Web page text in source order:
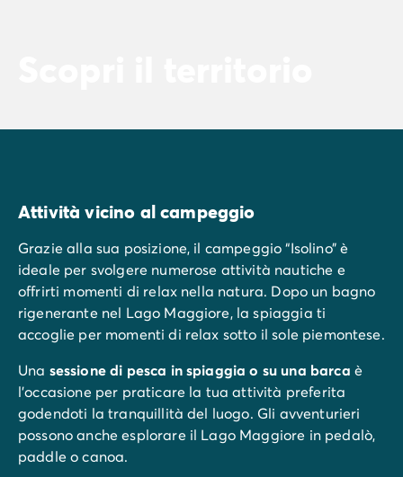
Attività vicino al campeggio
Grazie alla sua posizione, il campeggio “Isolino” è
ideale per svolgere numerose attività nautiche e
offrirti momenti di relax nella natura. Dopo un bagno
rigenerante nel Lago Maggiore, la spiaggia ti
accoglie per momenti di relax sotto il sole piemontese.
Una sessione di pesca in spiaggia o su una barca è
l'occasione per praticare la tua attività preferita
godendoti la tranquillità del luogo. Gli avventurieri
possono anche esplorare il Lago Maggiore in pedalò,
paddle o canoa.